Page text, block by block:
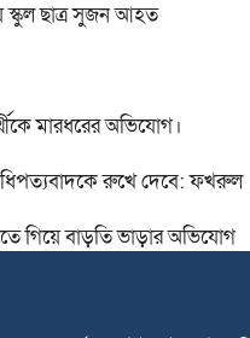
স্কুল ছাত্র সুজন আহত
মারধরের অভিযোগ।
রুখে দেবে: ফখরুল
গিয়ে বাড়তি ভাড়ার অভিযোগ